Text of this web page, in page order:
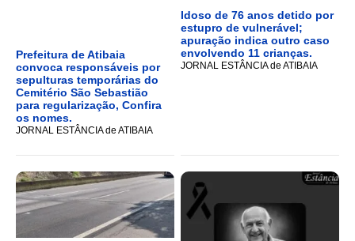
Prefeitura de Atibaia
convoca responsáveis por
sepulturas temporárias do
Cemitério São Sebastião
para regularização, Confira
os nomes.
JORNAL ESTÂNCIA de ATIBAIA
Idoso de 76 anos detido por
estupro de vulnerável;
apuração indica outro caso
envolvendo 11 crianças.
JORNAL ESTÂNCIA de ATIBAIA